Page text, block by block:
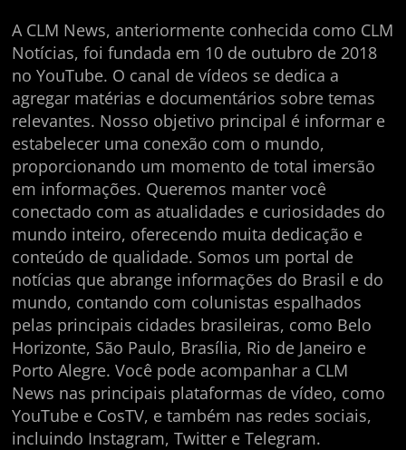
A CLM News, anteriormente conhecida como CLM
Notícias, foi fundada em 10 de outubro de 2018
no YouTube. O canal de vídeos se dedica a
agregar matérias e documentários sobre temas
relevantes. Nosso objetivo principal é informar e
estabelecer uma conexão com o mundo,
proporcionando um momento de total imersão
em informações. Queremos manter você
conectado com as atualidades e curiosidades do
mundo inteiro, oferecendo muita dedicação e
conteúdo de qualidade. Somos um portal de
notícias que abrange informações do Brasil e do
mundo, contando com colunistas espalhados
pelas principais cidades brasileiras, como Belo
Horizonte, São Paulo, Brasília, Rio de Janeiro e
Porto Alegre. Você pode acompanhar a CLM
News nas principais plataformas de vídeo, como
YouTube e CosTV, e também nas redes sociais,
incluindo Instagram, Twitter e Telegram.